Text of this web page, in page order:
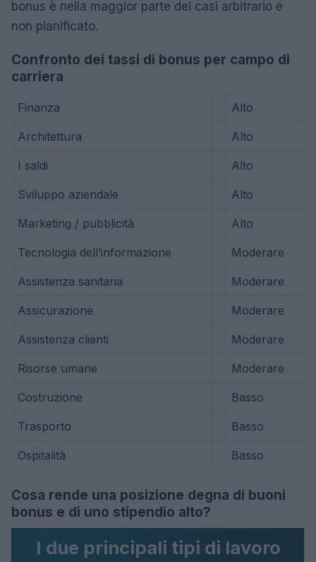
bonus è nella maggior parte dei casi arbitrario e
non pianificato.
Confronto dei tassi di bonus per campo di
carriera
Finanza Alto
Architettura Alto
I saldi Alto
Sviluppo aziendale Alto
Marketing / pubblicità Alto
Tecnologia dell’informazione Moderare
Assistenza sanitaria Moderare
Assicurazione Moderare
Assistenza clienti Moderare
Risorse umane Moderare
Costruzione Basso
Trasporto Basso
Ospitalità Basso
Cosa rende una posizione degna di buoni
bonus e di uno stipendio alto?
I due principali tipi di lavoro